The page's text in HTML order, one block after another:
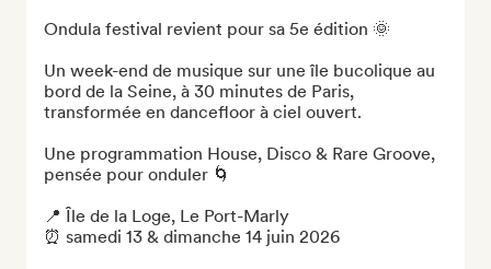
Ondula festival revient pour sa 5e édition 🌞
Un week-end de musique sur une île bucolique au
bord de la Seine, à 30 minutes de Paris,
transformée en dancefloor à ciel ouvert.
Une programmation House, Disco & Rare Groove,
pensée pour onduler 🌀
📍 Île de la Loge, Le Port-Marly
⏰ samedi 13 & dimanche 14 juin 2026